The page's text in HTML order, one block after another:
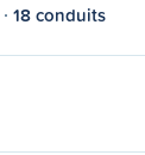
18 conduits